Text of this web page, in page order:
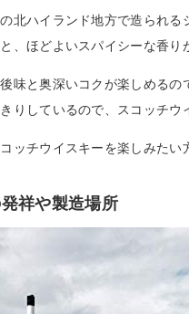
北ハイランド地方で造られ
、ほどよいスパイシーな香り
味と奥深いコクが楽しめる
りしているので、スコッチウ
ッチウイスキーを楽しみたい
祥や製造場所